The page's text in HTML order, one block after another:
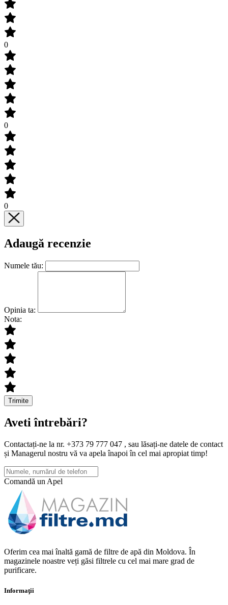
0
0
0
Adaugă recenzie
Numele tău:
Opinia ta:
Nota:
Trimite
Aveti întrebări?
Contactați-ne la nr. +373 79 777 047 , sau lăsați-ne datele de contact
și Managerul nostru vă va apela înapoi în cel mai apropiat timp!
Comandă un Apel
Oferim cea mai înaltă gamă de filtre de apă din Moldova. În
magazinele noastre veți găsi filtrele cu cel mai mare grad de
purificare.
Informaţii